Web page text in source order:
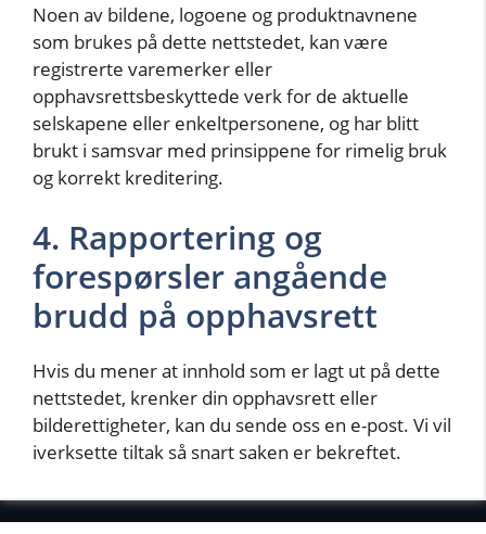
Noen av bildene, logoene og produktnavnene
som brukes på dette nettstedet, kan være
registrerte varemerker eller
opphavsrettsbeskyttede verk for de aktuelle
selskapene eller enkeltpersonene, og har blitt
brukt i samsvar med prinsippene for rimelig bruk
og korrekt kreditering.
4. Rapportering og
forespørsler angående
brudd på opphavsrett
Hvis du mener at innhold som er lagt ut på dette
nettstedet, krenker din opphavsrett eller
bilderettigheter, kan du sende oss en e-post. Vi vil
iverksette tiltak så snart saken er bekreftet.